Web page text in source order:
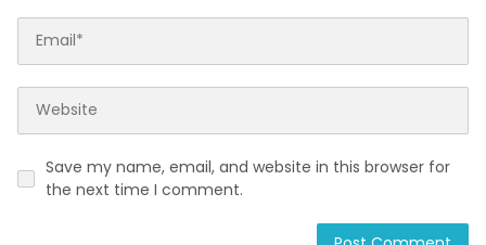
Save my name, email, and website in this browser for
the next time I comment.